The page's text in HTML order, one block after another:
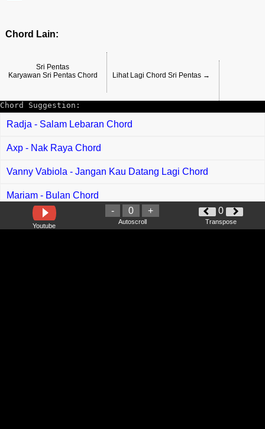
Chord Lain:
Sri Pentas
Karyawan Sri Pentas Chord
Lihat Lagi Chord Sri Pentas →
Chord Suggestion:
Radja - Salam Lebaran Chord
Axp - Nak Raya Chord
Vanny Vabiola - Jangan Kau Datang Lagi Chord
Mariam - Bulan Chord
Jayadi - Terima Kasih Chord
Youtube
- 0 +
Autoscroll
0
Transpose